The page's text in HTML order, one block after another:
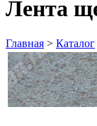
Лента
Главная > Каталог